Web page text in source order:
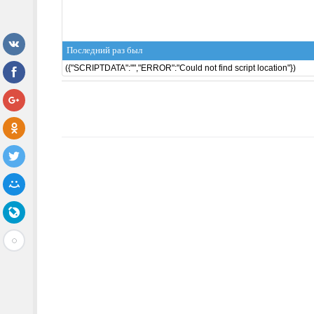
Последний раз был
({"SCRIPTDATA":"","ERROR":"Could not find script location"})